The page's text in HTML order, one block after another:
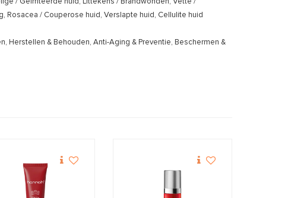
Rosacea / Couperose huid, Verslapte huid, Cellulite huid
Herstellen & Behouden, Anti-Aging & Preventie, Beschermen &